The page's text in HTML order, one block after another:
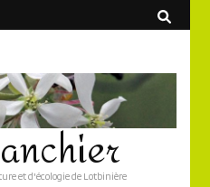
et d'écologie de Lotbinière